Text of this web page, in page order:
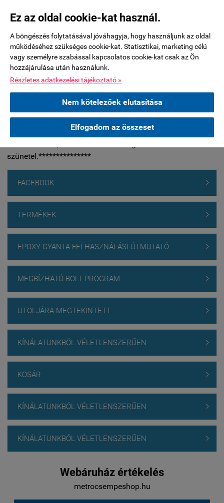
Ez az oldal cookie-kat használ.
A böngészés folytatásával jóváhagyja, hogy használjunk az oldal
működéséhez szükséges cookie-kat. Statisztikai, marketing célú
vagy személyre szabással kapcsolatos cookie-kat csak az Ön
hozzájárulása után használunk.
Részletes adatkezelési tájékoztató »
Nem kötelezőek elutasítása
Elfogadom az összeset
Jelenleg nincsenek kérdések ehhez a termékhez.
Kérdés küldése
***********A készleten nem lévő termékeknél a 2026.július
29-éig leadott rendelések esetében tudjuk biztosítani a nyári
leállás előtti átadást. Nyári leállás: 2026.augusztus 17-31.
között. Nyitás: szeptember 01. A leállás alatt az üzlet és a
szünetel.***************
FACEBOOK 
TERMÉKEK 
EPOXY GYANTA FELHASZNÁLÁSI ÚTMUTATÓ 
MEGBÍZHATÓ BOLT PROGRAM 
UTOLJÁRA MEGTEKINTETT 
KÍNÁLATUNKBÓL VÉLETLENSZERŰEN 
KOSÁR 
KÍNÁLATUNKBÓL VÉLETLENSZERŰEN 
KÍNÁLATUNKBÓL VÉLETLENSZERŰEN 
Webáruház értékelés
metrocsempeshop.hu